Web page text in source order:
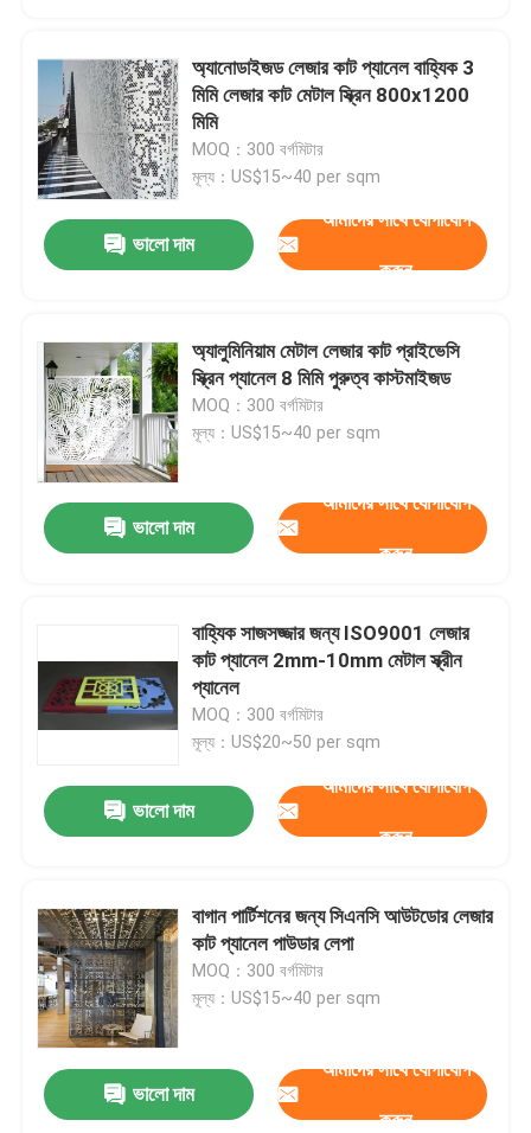
অ্যানোডাইজড লেজার কাট প্যানেল বাহ্যিক 3
মিমি লেজার কাট মেটাল স্ক্রিন 800x1200
মিমি
MOQ：300 বর্গমিটার
মূল্য：US$15~40 per sqm
ভালো দাম
আমাদের সাথে যোগাযোগ
করুন
অ্যালুমিনিয়াম মেটাল লেজার কাট প্রাইভেসি
স্ক্রিন প্যানেল 8 মিমি পুরুত্ব কাস্টমাইজড
MOQ：300 বর্গমিটার
মূল্য：US$15~40 per sqm
ভালো দাম
আমাদের সাথে যোগাযোগ
করুন
বাহ্যিক সাজসজ্জার জন্য ISO9001 লেজার
কাট প্যানেল 2mm-10mm মেটাল স্ক্রীন
প্যানেল
MOQ：300 বর্গমিটার
মূল্য：US$20~50 per sqm
ভালো দাম
আমাদের সাথে যোগাযোগ
করুন
বাগান পার্টিশনের জন্য সিএনসি আউটডোর লেজার
কাট প্যানেল পাউডার লেপা
MOQ：300 বর্গমিটার
মূল্য：US$15~40 per sqm
ভালো দাম
আমাদের সাথে যোগাযোগ
করুন